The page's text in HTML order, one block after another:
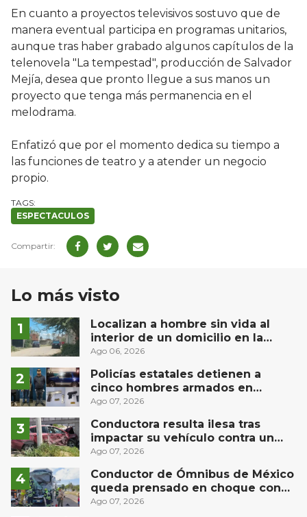
En cuanto a proyectos televisivos sostuvo que de
manera eventual participa en programas unitarios,
aunque tras haber grabado algunos capítulos de la
telenovela "La tempestad", producción de Salvador
Mejía, desea que pronto llegue a sus manos un
proyecto que tenga más permanencia en el
melodrama.
Enfatizó que por el momento dedica su tiempo a
las funciones de teatro y a atender un negocio
propio.
ESPECTACULOS
Lo más visto
Localizan a hombre sin vida al
interior de un domicilio en la
comunidad El Rodeo, San Juan del
Ago 06, 2026
Policías estatales detienen a
cinco hombres armados en
Puebla capital
Ago 07, 2026
Conductora resulta ilesa tras
impactar su vehículo contra un
muro en Huimilpan
Ago 07, 2026
Conductor de Ómnibus de México
queda prensado en choque con
materialista en San Juan del Río
Ago 07, 2026